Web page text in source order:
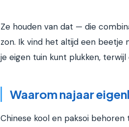
Ze houden van dat — die
zon. Ik vind het altijd een
je eigen tuin kunt plukken,
Waarom najaar
Chinese kool en paksoi